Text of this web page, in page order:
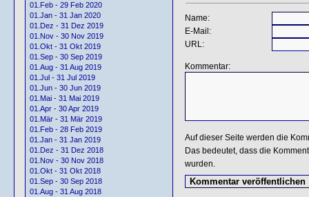
01.Feb - 29 Feb 2020
01.Jan - 31 Jan 2020
01.Dez - 31 Dez 2019
01.Nov - 30 Nov 2019
01.Okt - 31 Okt 2019
01.Sep - 30 Sep 2019
01.Aug - 31 Aug 2019
01.Jul - 31 Jul 2019
01.Jun - 30 Jun 2019
01.Mai - 31 Mai 2019
01.Apr - 30 Apr 2019
01.Mär - 31 Mär 2019
01.Feb - 28 Feb 2019
01.Jan - 31 Jan 2019
01.Dez - 31 Dez 2018
01.Nov - 30 Nov 2018
01.Okt - 31 Okt 2018
01.Sep - 30 Sep 2018
01.Aug - 31 Aug 2018
Name:
E-Mail:
URL:
Kommentar:
Auf dieser Seite werden die
Das bedeutet, dass die
wurden.